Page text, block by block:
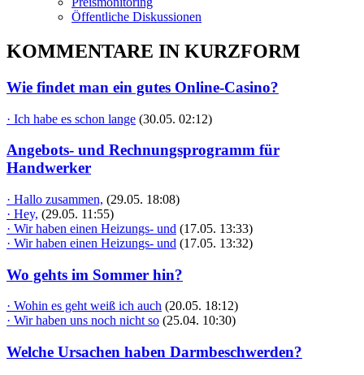
Öffentliche Diskussionen
KOMMENTARE IN KURZFORM
Wie findet man ein gutes Online-Casino?
· Ich habe es schon lange (30.05. 02:12)
Angebots- und Rechnungsprogramm für
Handwerker
· Hallo zusammen, (29.05. 18:08)
· Hey, (29.05. 11:55)
· Wir haben einen Heizungs- und (17.05. 13:33)
· Wir haben einen Heizungs- und (17.05. 13:32)
Wo gehts im Sommer hin?
· Wohin es geht weiß ich auch (20.05. 18:12)
· Wir haben uns noch nicht so (25.04. 10:30)
Welche Ursachen haben Darmbeschwerden?